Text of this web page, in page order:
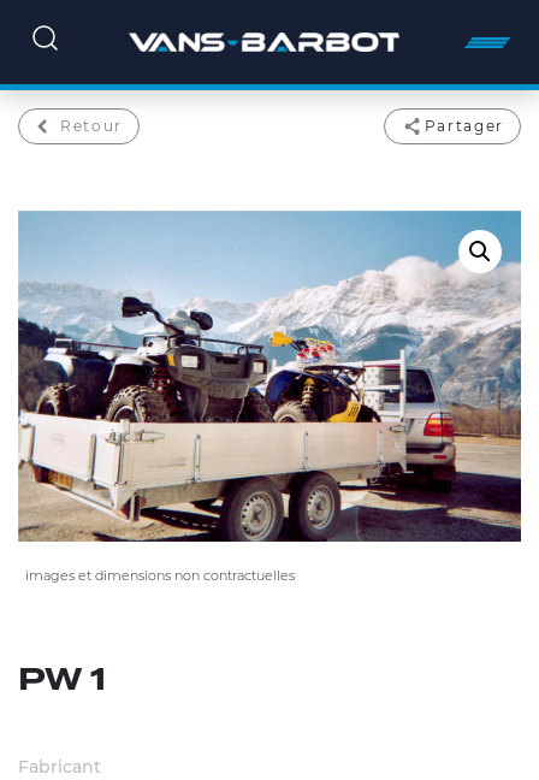
images et dimensions non contractuelles
PW 1
Fabricant
Retour Partager